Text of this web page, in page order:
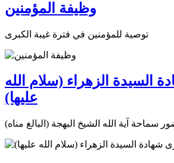
وظيفة المؤمنين
توصية للمؤمنين في فترة غيبة الكبرى
السيدة الزهراء (سلام الله
عليها)
آية الله الشيخ البهجة (البالغ مناه)